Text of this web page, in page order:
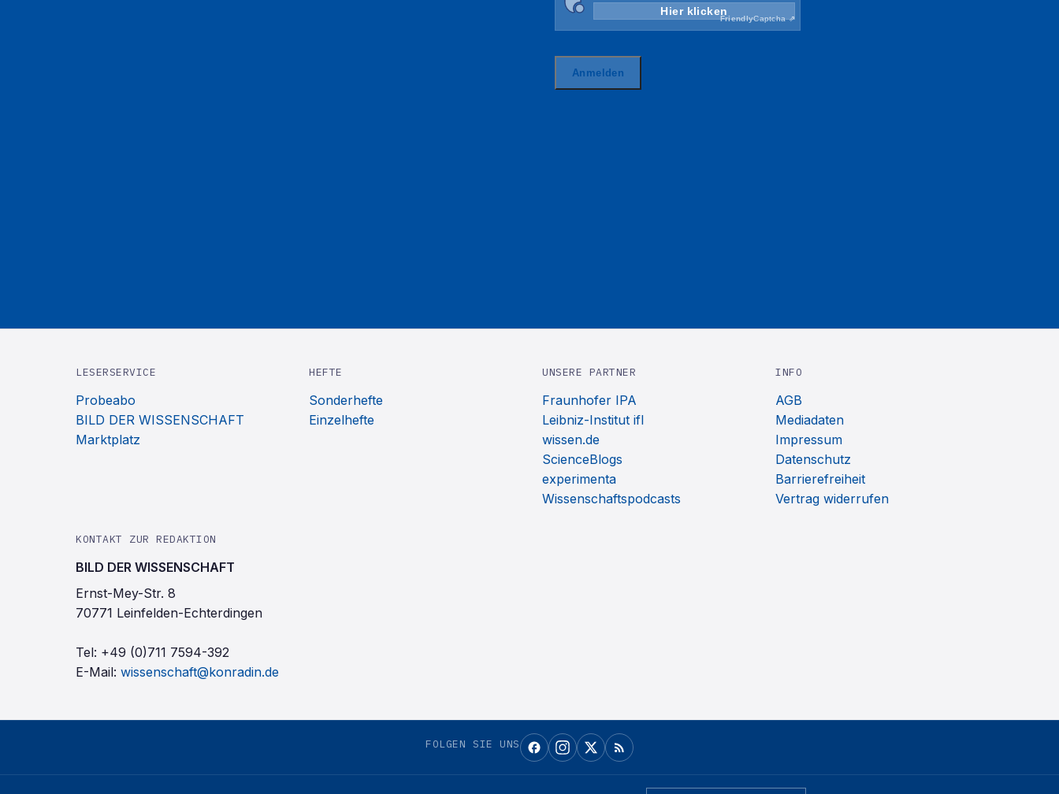
LESERSERVICE
Probeabo
BILD DER WISSENSCHAFT
Marktplatz
HEFTE
Sonderhefte
Einzelhefte
UNSERE PARTNER
Fraunhofer IPA
Leibniz-Institut ifl
wissen.de
ScienceBlogs
experimenta
Wissenschaftspodcasts
INFO
AGB
Mediadaten
Impressum
Datenschutz
Barrierefreiheit
Vertrag widerrufen
KONTAKT ZUR REDAKTION
BILD DER WISSENSCHAFT
Ernst-Mey-Str. 8
70771 Leinfelden-Echterdingen
Tel: +49 (0)711 7594-392
E-Mail: wissenschaft@konradin.de
FOLGEN SIE UNS